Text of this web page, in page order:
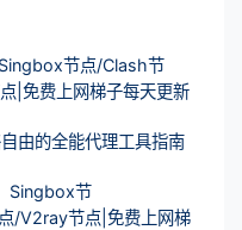
节点/Clash节
|免费上网梯子每天更新
由的全能代理工具指南
Singbox节
/V2ray节点|免费上网梯